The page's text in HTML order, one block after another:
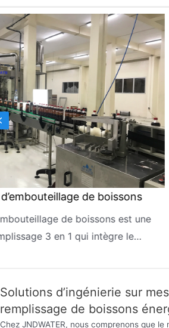
Machine d’embouteillage
La machine d’embouteillage de
machine de remplissage 3 en 1
l’eau gazeuse, à l’eau riche en
et au remplissage de boissons
intégrant le rinçage, le
Previous
Solutions d’ingénierie sur
remplissage de boissons
Chez JNDWATER, nous comprenons que